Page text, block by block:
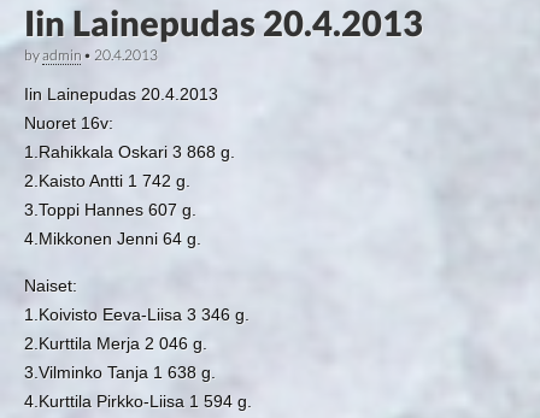
Iin Lainepudas 20.4.2013
byadmin • 20.4.2013
Iin Lainepudas 20.4.2013
Nuoret 16v:
1.Rahikkala Oskari 3 868 g.
2.Kaisto Antti 1 742 g.
3.Toppi Hannes 607 g.
4.Mikkonen Jenni 64 g.
Naiset:
1.Koivisto Eeva-Liisa 3 346 g.
2.Kurttila Merja 2 046 g.
3.Vilminko Tanja 1 638 g.
4.Kurttila Pirkko-Liisa 1 594 g.